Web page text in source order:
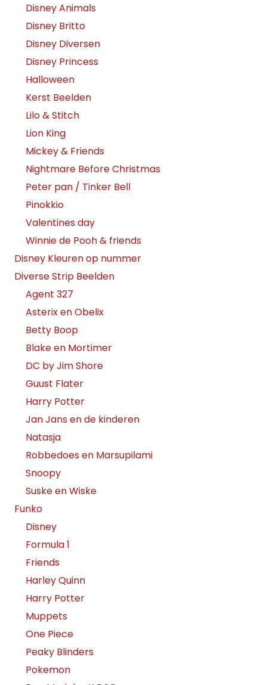
Disney Animals
Disney Britto
Disney Diversen
Disney Princess
Halloween
Kerst Beelden
Lilo & Stitch
Lion King
Mickey & Friends
Nightmare Before Christmas
Peter pan / Tinker Bell
Pinokkio
Valentines day
Winnie de Pooh & friends
Disney Kleuren op nummer
Diverse Strip Beelden
Agent 327
Asterix en Obelix
Betty Boop
Blake en Mortimer
DC by Jim Shore
Guust Flater
Harry Potter
Jan Jans en de kinderen
Natasja
Robbedoes en Marsupilami
Snoopy
Suske en Wiske
Funko
Disney
Formula 1
Friends
Harley Quinn
Harry Potter
Muppets
One Piece
Peaky Blinders
Pokemon